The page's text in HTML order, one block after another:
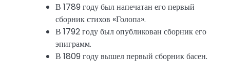
В 1789 году был напечатан его первый
сборник стихов «Голопа».
В 1792 году был опубликован сборник его
эпиграмм.
В 1809 году вышел первый сборник басен.